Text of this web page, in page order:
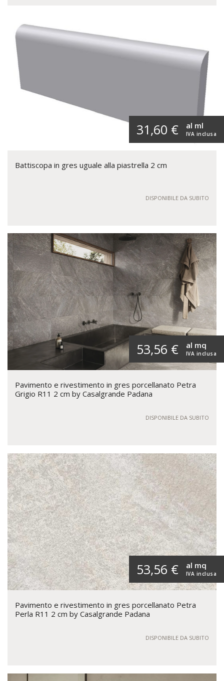
31,60 € IVA inclusa
al ml
Battiscopa in gres uguale alla piastrella 2 cm
DISPONIBILE DA SUBITO
53,56 € IVA inclusa
al mq
Pavimento e rivestimento in gres porcellanato Petra
Grigio R11 2 cm by Casalgrande Padana
DISPONIBILE DA SUBITO
53,56 € IVA inclusa
al mq
Pavimento e rivestimento in gres porcellanato Petra
Perla R11 2 cm by Casalgrande Padana
DISPONIBILE DA SUBITO